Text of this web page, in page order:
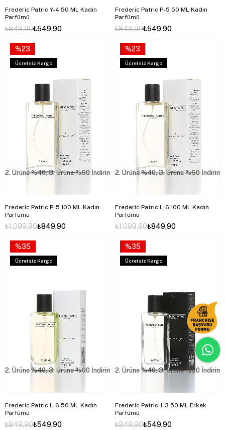
Frederic Patric Y-4 50 ML Kadın
Parfümü
₺549,90
₺849,90
Frederic Patric P-5 50 ML Kadın
Parfümü
₺549,90
₺849,90
Frederic Patric P-5 100 ML Kadın
Parfümü
₺849,90
₺1.099,90
2. Ürüne %40, 3. Ürüne %60 İndirim
%23
Ücretsiz Kargo
Frederic Patric L-6 100 ML Kadın
Parfümü
₺849,90
₺1.099,90
2. Ürüne %40, 3. Ürüne %60 İndirim
%23
Ücretsiz Kargo
Frederic Patric L-6 50 ML Kadın
Parfümü
₺549,90
₺849,90
2. Ürüne %40, 3. Ürüne %60 İndirim
%35
Ücretsiz Kargo
Frederic Patric J-3 50 ML Erkek
Parfümü
₺549,90
₺849,90
2. Ürüne %40, 3. Ürüne %60 İndirim
%35
Ücretsiz Kargo